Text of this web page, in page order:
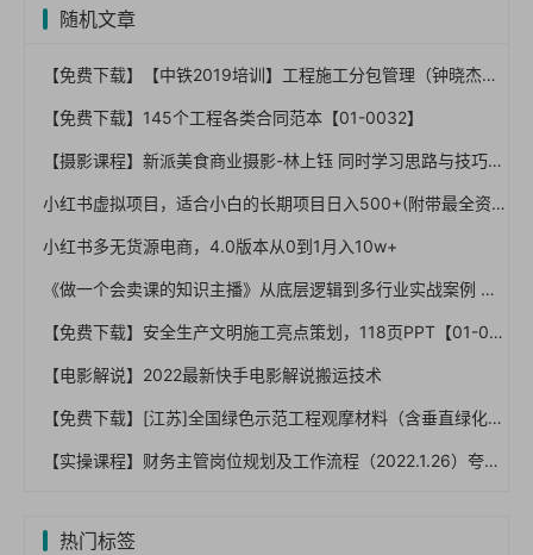
随机文章
【免费下载】【中铁2019培训】工程施工分包管理（钟晓杰），67页PPT，图文，可编辑【01-0038】
【免费下载】145个工程各类合同范本【01-0032】
【摄影课程】新派美食商业摄影-林上钰 同时学习思路与技巧【完结】
小红书虚拟项目，适合小白的长期项目日入500+(附带最全资料270G)
小红书多无货源电商，4.0版本从0到1月入10w+
《做一个会卖课的知识主播》从底层逻辑到多行业实战案例 学院式教学
【免费下载】安全生产文明施工亮点策划，118页PPT【01-0050】
【电影解说】2022最新快手电影解说搬运技术
【免费下载】[江苏]全国绿色示范工程观摩材料（含垂直绿化），99页PPT，图文，可编辑【01-0045】
【实操课程】财务主管岗位规划及工作流程（2022.1.26）夸克网盘下载！
热门标签